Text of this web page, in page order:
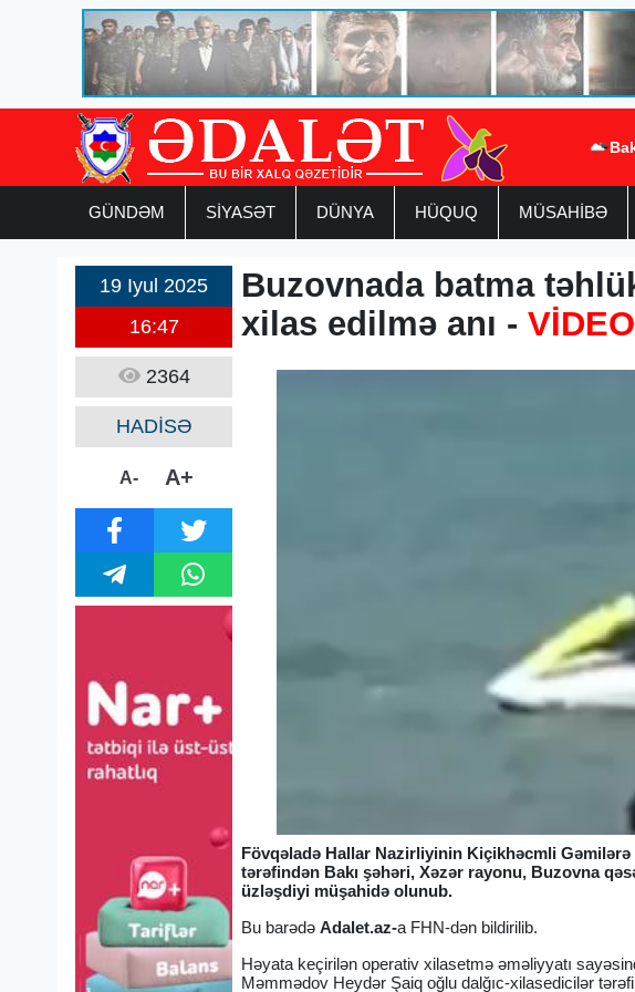
GÜNDƏM SİYASƏT DÜNYA HÜQUQ MÜSAHİBƏ
19 Iyul 2025
16:47
2364
HADİSƏ
A- A+
Buzovnada batma
xilas edilmə anı -VİDEO
Fövqəladə Hallar Nazirliyinin Kiçikhəcmli
tərəfindən Bakı şəhəri, Xəzər rayonu, Buzovna
üzləşdiyi müşahidə olunub.
Bu barədəAdalet.az-a FHN-dən bildirilib.
Həyata keçirilən operativ xilasetmə əməliyyatı
Məmmədov Heydər Şaiq oğlu dalğıc-xilasedicilər